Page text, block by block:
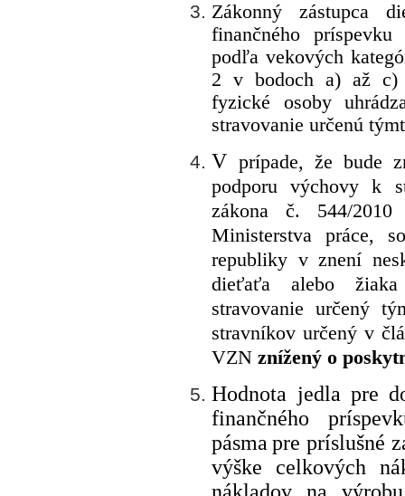
Zákonný zástupca
finančného
podľa vekových
2 v bodoch a) až c)
fyzické osoby
stravovanie určenú
V prípade, že bude
podporu výchovy k
zákona č. 544/
Ministerstva práce,
republiky v znení
dieťaťa alebo
stravovanie určený
stravníkov určený v
VZNznížený o
Hodnota jedla pre
finančného
pásma pre príslušné
výške celkových